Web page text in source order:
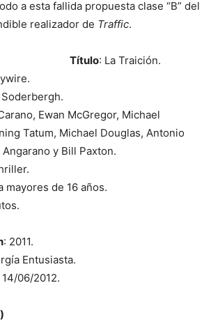
a esta fallida propuesta clase “B” del
realizador de Traffic.
Título: La Traición.
Ewan McGregor, Michael
Tatum, Michael Douglas, Antonio
y Bill Paxton.
mayores de 16 años.
: 2011.
Entusiasta.
14/06/2012.